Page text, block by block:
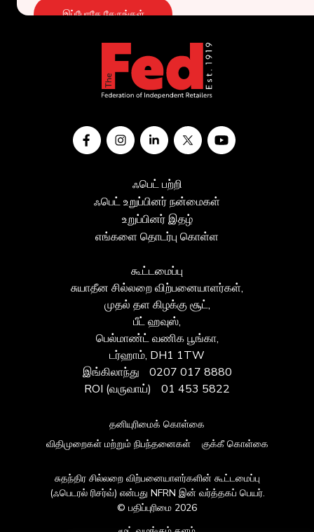
இப்போதே சேருங்கள்
ஃபெட் பற்றி
ஃபெட் உறுப்பினர் நன்மைகள்
உறுப்பினர் இதழ்
எங்களை தொடர்பு கொள்ள
கூட்டமைப்பு
சுயாதீன சில்லறை விற்பனையாளர்கள்,
முதல் தள கிழக்கு சூட்,
பீட் ஹவுஸ்,
பெல்மாண்ட் வணிக பூங்கா,
டர்ஹாம், DH1 1TW
இங்கிலாந்து
0207 017 8880
ROI (வருவாய்)
01 453 5822
தனியுரிமைக் கொள்கை
விதிமுறைகள் மற்றும் நிபந்தனைகள்
குக்கீ கொள்கை
சுதந்திர சில்லறை விற்பனையாளர்களின் கூட்டமைப்பு
(ஃபெடரல் ரிசர்வ்) என்பது NFRN இன் வர்த்தகப் பெயர்.
© பதிப்புரிமை 2026